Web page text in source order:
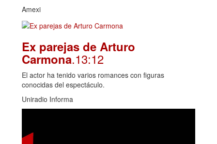
Amexi
Ex parejas de Arturo
Carmona.13:12
El actor ha tenido varios romances con figuras
conocidas del espectáculo.
Uniradio Informa